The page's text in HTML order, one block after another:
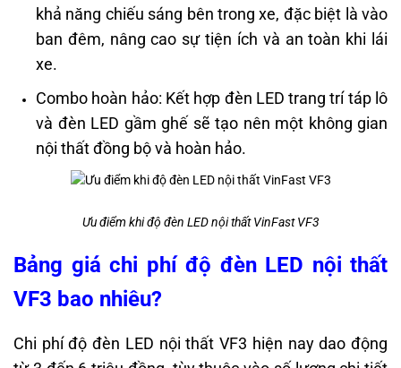
khả năng chiếu sáng bên trong xe, đặc biệt là vào
ban đêm, nâng cao sự tiện ích và an toàn khi lái
xe.
Combo hoàn hảo: Kết hợp đèn LED trang trí táp lô
và đèn LED gầm ghế sẽ tạo nên một không gian
nội thất đồng bộ và hoàn hảo.
Ưu điểm khi độ đèn LED nội thất VinFast VF3
Bảng giá chi phí độ đèn LED nội thất
VF3 bao nhiêu?
Chi phí độ đèn LED nội thất VF3 hiện nay dao động